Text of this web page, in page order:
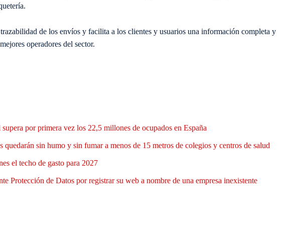
.
trazabilidad de los envíos y facilita a los clientes y usuarios una información completa y
operadores del sector.
por primera vez los 22,5 millones de ocupados en España
quedarán sin humo y sin fumar a menos de 15 metros de colegios y centros de salud
el techo de gasto para 2027
Protección de Datos por registrar su web a nombre de una empresa inexistente